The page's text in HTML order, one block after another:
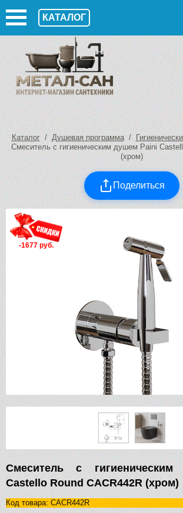
КАТАЛОГ
Каталог/ Душевая программа/
Смеситель с гигиеническим душем Paini
(хром)
Поделиться
-1677 руб.
Смеситель с
Castello Round CACR442R (хром)
Код товара: CACR442R